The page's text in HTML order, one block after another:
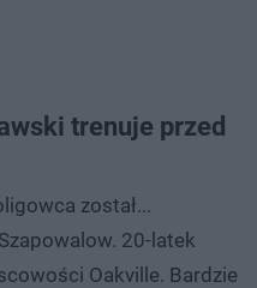
trenuje przed
został...
20-latek
Oakville. Bardzie